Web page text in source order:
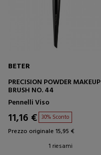
BETER
PRECISION POWDER MAKEUP
BRUSH NO. 44
Pennelli Viso
11,16 € 30% Sconto
Prezzo originale 15,95 €
1 riesami